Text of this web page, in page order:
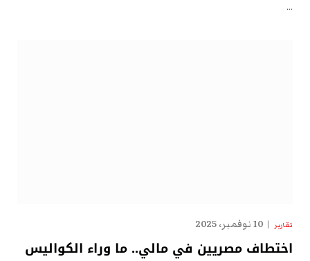
…
تقارير 10 نوفمبر، 2025
اختطاف مصريين في مالي.. ما وراء الكواليس